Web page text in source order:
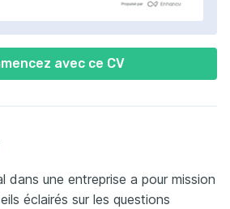
avec ce CV
dans une entreprise a pour mission
éclairés sur les questions